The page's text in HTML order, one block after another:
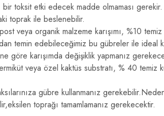
toksit etki edecek madde olmaması gerekir.
toprak ile beslenebilir.
veya organik malzeme karışımı, %10
temin edebileceğimiz bu gübreler ile ideal
göre karışımda değişiklik yapmanız
veya özel kaktüs substratı, % 40 temiz
gübre kullanmanız
toprağı tamamlamanız gerekecektir.